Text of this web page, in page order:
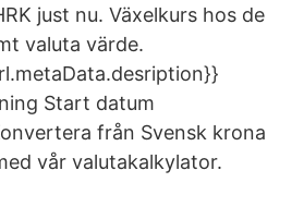
just nu. Växelkurs hos de
valuta värde.
Start datum
från Svensk krona
vår valutakalkylator.